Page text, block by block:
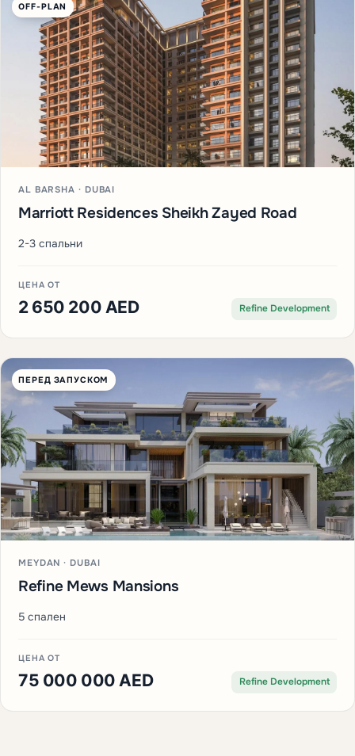
OFF-PLAN
AL BARSHA · DUBAI
Marriott Residences Sheikh Zayed Road
2-3 спальни
ЦЕНА ОТ
2 650 200 AED Refine Development
ПЕРЕД ЗАПУСКОМ
MEYDAN · DUBAI
Refine Mews Mansions
5 спален
ЦЕНА ОТ
75 000 000 AED Refine Development